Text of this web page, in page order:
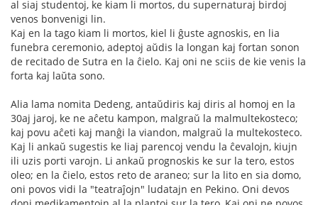
al siaj studentoj, ke kiam li mortos, du supernaturaj birdoj
venos bonvenigi lin.
Kaj en la tago kiam li mortos, kiel li ĝuste agnoskis, en lia
funebra ceremonio, adeptoj aŭdis la longan kaj fortan sonon
de recitado de Sutra en la ĉielo. Kaj oni ne sciis de kie venis la
forta kaj laŭta sono.
Alia lama nomita Dedeng, antaŭdiris kaj diris al homoj en la
30aj jaroj, ke ne aĉetu kampon, malgraŭ la malmultekosteco;
kaj povu aĉeti kaj manĝi la viandon, malgraŭ la multekosteco.
Kaj li ankaŭ sugestis ke liaj parencoj vendu la ĉevalojn, kiujn
ili uzis porti varojn. Li ankaŭ prognoskis ke sur la tero, estos
oleo; en la ĉielo, estos reto de araneo; sur la lito en sia domo,
oni povos vidi la "teatraĵojn" ludatajn en Pekino. Oni devos